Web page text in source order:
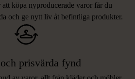
köpa nyproducerade varor får du
och ge nytt liv åt befintliga produkter.
prisvärda fynd